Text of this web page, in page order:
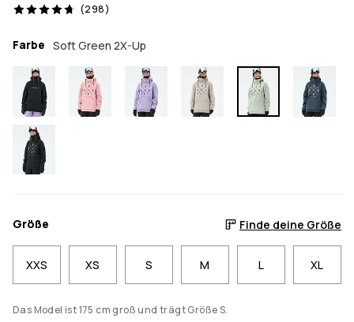
(298)
298 Reviews, 4.7/5
Farbe Soft Green 2X-Up
Größe Finde deine Größe
XXS XS S M L XL
Das Model ist 175 cm groß und trägt Größe S.